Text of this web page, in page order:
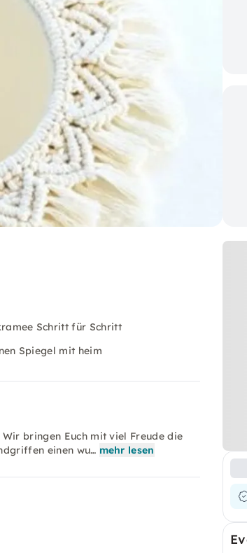
Schritt für Schritt
Spiegel mit heim
bringen Euch mit viel Freude die
einen wu… mehr lesen